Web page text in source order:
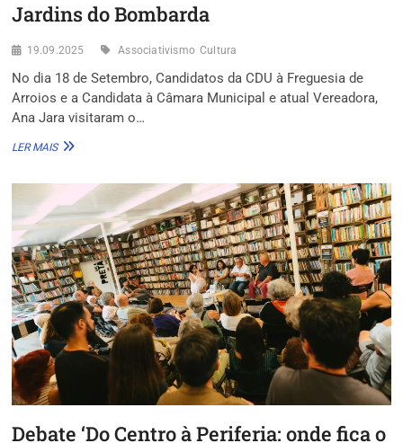
Jardins do Bombarda
19.09.2025 Associativismo Cultura
No dia 18 de Setembro, Candidatos da CDU à Freguesia de
Arroios e a Candidata à Câmara Municipal e atual Vereadora,
Ana Jara visitaram o…
LER MAISCDU
O
ASSOCIATIVISMO
|
JARDINS
DO
BOMBARDA
Debate ‘Do Centro à Periferia: onde fica o